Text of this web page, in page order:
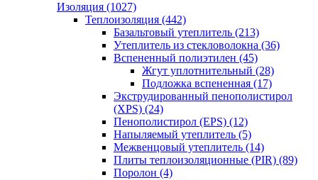
Изоляция (1027)
Теплоизоляция (442)
Базальтовый утеплитель (213)
Утеплитель из стекловолокна (36)
Вспененный полиэтилен (45)
Жгут уплотнительный (28)
Подложка вспененная (17)
Экструдированный пенополистирол
(XPS) (24)
Пенополистирол (EPS) (12)
Напыляемый утеплитель (5)
Межвенцовый утеплитель (14)
Плиты теплоизоляционные (PIR) (89)
Поролон (4)